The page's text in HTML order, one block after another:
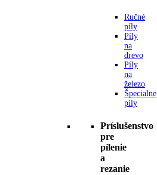
Ručné
píly
Píly
na
drevo
Píly
na
železo
Špecialne
píly
Príslušenstvo
pre
pílenie
a
rezanie